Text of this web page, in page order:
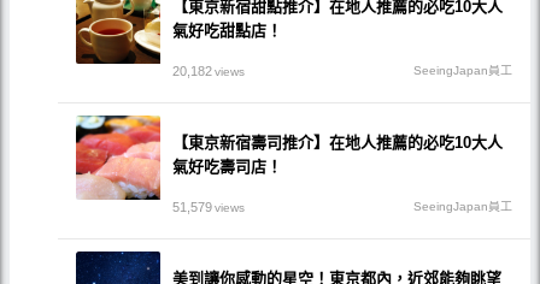
【東京新宿甜點推介】在地人推薦的必吃10大人
氣好吃甜點店！
20,182views SeeingJapan員工
【東京新宿壽司推介】在地人推薦的必吃10大人
氣好吃壽司店！
51,579views SeeingJapan員工
美到讓你感動的星空！東京都內，近郊能夠眺望